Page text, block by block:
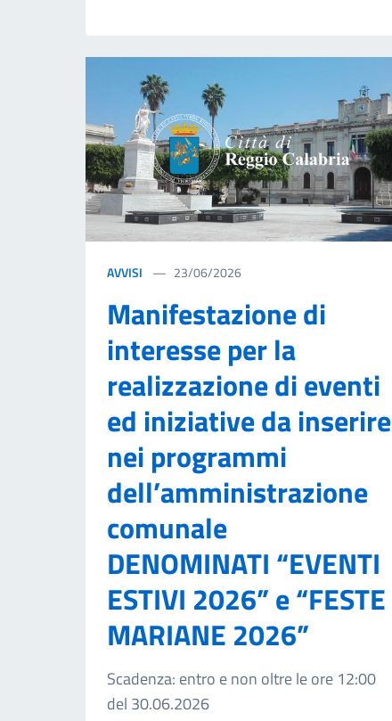
AVVISI 23/06/2026
Manifestazione di
interesse per la
realizzazione di eventi
ed iniziative da inserire
nei programmi
dell’amministrazione
comunale
DENOMINATI “EVENTI
ESTIVI 2026” e “FESTE
MARIANE 2026”
Scadenza: entro e non oltre le ore 12:00
del 30.06.2026